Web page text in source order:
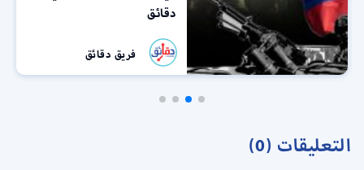
دقائق
فريق دقائق
التعليقات (0)